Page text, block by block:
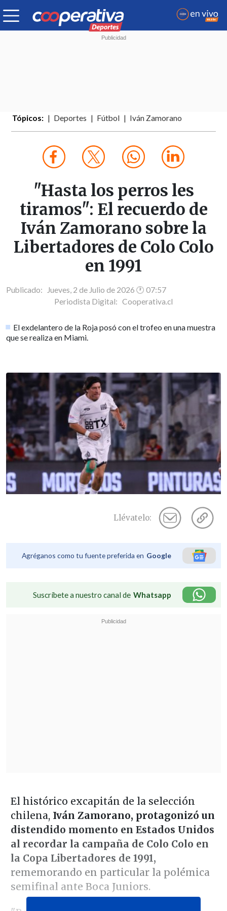
Tópicos: Deportes Fútbol Iván Zamorano
"Hasta los perros les
tiramos": El recuerdo de
Iván Zamorano sobre la
Libertadores de Colo Colo
en 1991
Publicado: Jueves, 2 de Julio de 2026 🕐 07:57
Periodista Digital: Cooperativa.cl
El exdelantero de la Roja posó con el trofeo en una muestra
que se realiza en Miami.
Llévatelo:
Agréganos como tu fuente preferida en Google
Suscríbete a nuestro canal de Whatsapp
El histórico excapitán de la selección
chilena, Iván Zamorano, protagonizó un
distendido momento en Estados Unidos
al recordar la campaña de Colo Colo en
la Copa Libertadores de 1991,
rememorando en particular la polémica
semifinal ante Boca Juniors.